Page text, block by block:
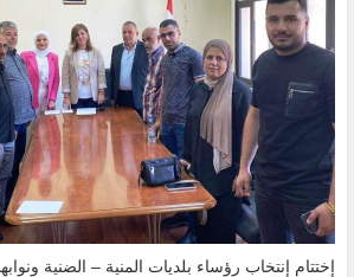
إختتام إنتخاب رؤساء بلديات المنية – الضنية